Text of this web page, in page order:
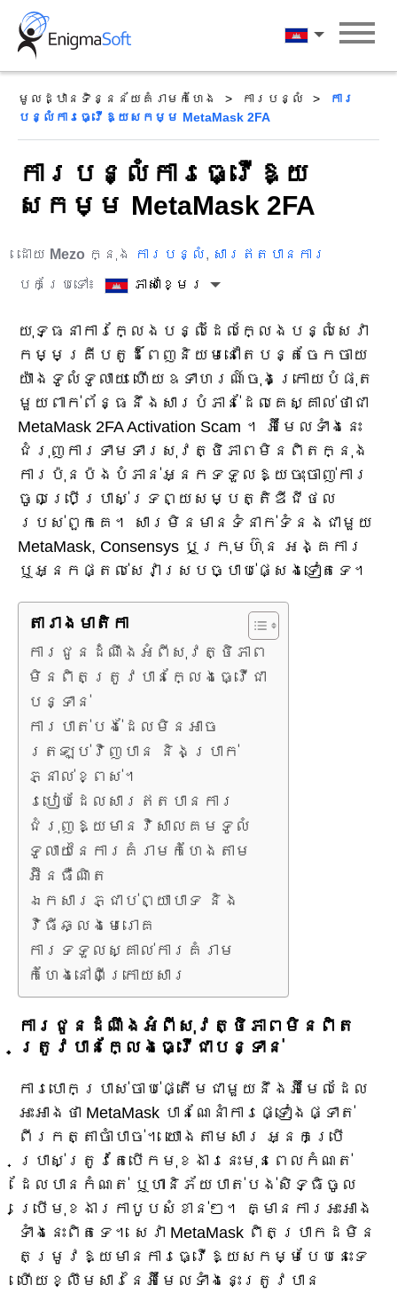
Skip
content
ភាសាខ្មែរ
មូលដ្ឋានទិន្នន័យគំរាមកំហែង ការបន្លំ
ការ
បន្លំការធ្វើឱ្យសកម្ម MetaMask 2FA
ការបន្លំការធ្វើឱ្យ
សកម្ម MetaMask 2FA
ដោយ Mezo ក្នុង ការបន្លំ, សារឥតបានការ
បកប្រែទៅ៖
ភាសាខ្មែរ
យុទ្ធនាការក្លែងបន្លំដែលក្លែងបន្លំសេវា
កម្មគ្រីបតូដ៏ពេញនិយមនៅតែបន្តចែកចាយ
យ៉ាងទូលំទូលាយ ហើយឧទាហរណ៍ចុងក្រោយបំផុត
មួយពាក់ព័ន្ធនឹងសារបំភាន់ដែលគេស្គាល់ថាជា
MetaMask 2FA Activation Scam ។ អ៊ីមែលទាំងនេះ
ជំរុញការទាមទារសុវត្ថិភាពមិនពិតក្នុង
ការប៉ុនប៉ងបំភាន់អ្នកទទួលឱ្យចុះចាញ់ការ
ចូលប្រើប្រាស់ទ្រព្យសម្បត្តិឌីជីថល
របស់ពួកគេ។ សារមិនមានទំនាក់ទំនងជាមួយ
MetaMask, Consensys ឬក្រុមហ៊ុន អង្គការ
ឬអ្នកផ្តល់សេវាស្របច្បាប់ផ្សេងទៀតទេ។
តារាង​មាតិកា
ការជូនដំណឹងអំពីសុវត្ថិភាព
មិនពិតត្រូវបានក្លែងធ្វើជា
បន្ទាន់
ការបាត់បង់ដែលមិនអាច
ត្រឡប់វិញបាន និងប្រាក់
ភ្នាល់ខ្ពស់។
របៀបដែលសារឥតបានការ
ជំរុញឱ្យមានវិសាលគមទូលំ
ទូលាយនៃការគំរាមកំហែងតាម
អ៊ីនធឺណិត
ឯកសារភ្ជាប់ព្យាបាទ និង
វិធីឆ្លងមេរោគ
ការទទួលស្គាល់ការគំរាម
កំហែងនៅពីក្រោយសារ
ការជូនដំណឹងអំពីសុវត្ថិភាពមិនពិត
ត្រូវបានក្លែងធ្វើជាបន្ទាន់
ការបោកប្រាស់ចាប់ផ្តើមជាមួយនឹងអ៊ីមែលដែល
អះអាងថា MetaMask បានណែនាំការផ្ទៀងផ្ទាត់
ពីរកត្តាចាំបាច់។ យោងតាមសារ អ្នកប្រើ
ប្រាស់ត្រូវតែបើកមុខងារនេះមុនពេលកំណត់
ដែលបានកំណត់ ឬហានិភ័យបាត់បង់សិទ្ធិចូល
ប្រើមុខងារកាបូបសំខាន់ៗ។ គ្មាន​ការ​អះអាង​
ទាំង​នេះ​ពិត​ទេ។ សេវា MetaMask ពិតប្រាកដមិន
តម្រូវឱ្យមានការធ្វើឱ្យសកម្មបែបនេះទេ
ហើយខ្លឹមសារនៃអ៊ីមែលទាំងនេះត្រូវបាន